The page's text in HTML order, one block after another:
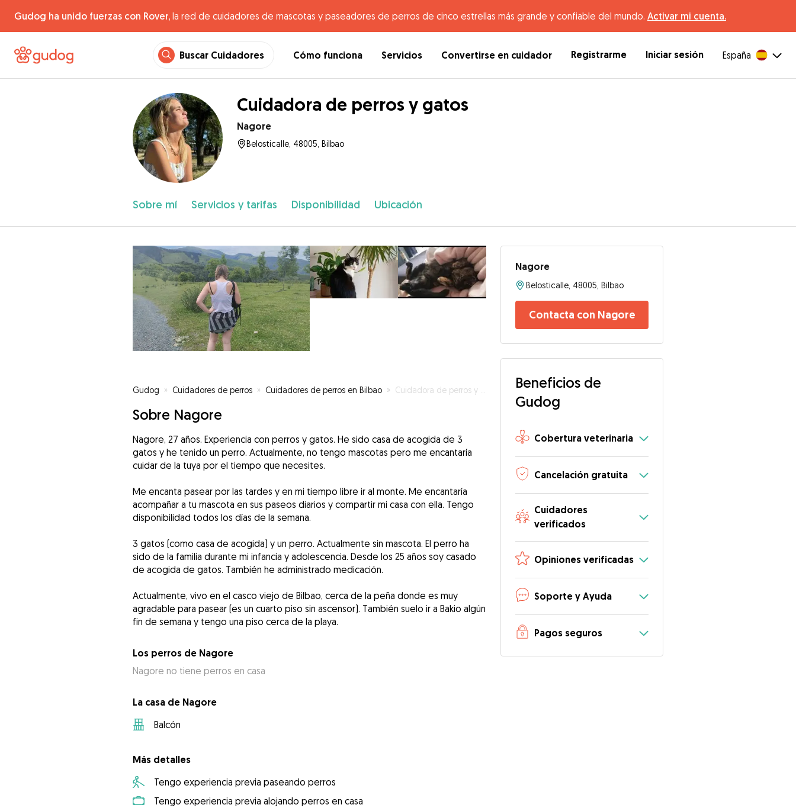
Gudog ha unido fuerzas con Rover, la red de cuidadores de mascotas y paseadores de perros de cinco estrellas más grande y confiable del mundo. Activar mi cuenta.
Buscar Cuidadores Cómo funciona Servicios Convertirse en cuidador Registrarme Iniciar sesión España
Cuidadora de perros y gatos
Nagore
Belosticalle, 48005, Bilbao
Sobre mí Servicios y tarifas Disponibilidad Ubicación
Gudog » Cuidadores de perros » Cuidadores de perros en Bilbao » Cuidadora de perros y gatos
Sobre Nagore
Nagore, 27 años. Experiencia con perros y gatos. He sido casa de acogida de 3
gatos y he tenido un perro. Actualmente, no tengo mascotas pero me encantaría
cuidar de la tuya por el tiempo que necesites.
Me encanta pasear por las tardes y en mi tiempo libre ir al monte. Me encantaría
acompañar a tu mascota en sus paseos diarios y compartir mi casa con ella. Tengo
disponibilidad todos los días de la semana.
3 gatos (como casa de acogida) y un perro. Actualmente sin mascota. El perro ha
sido de la familia durante mi infancia y adolescencia. Desde los 25 años soy casado
de acogida de gatos. También he administrado medicación.
Actualmente, vivo en el casco viejo de Bilbao, cerca de la peña donde es muy
agradable para pasear (es un cuarto piso sin ascensor). También suelo ir a Bakio algún
fin de semana y tengo una piso cerca de la playa.
Los perros de Nagore
Nagore no tiene perros en casa
La casa de Nagore
Balcón
Más detalles
Tengo experiencia previa paseando perros
Tengo experiencia previa alojando perros en casa
Nagore
Belosticalle, 48005, Bilbao
Contacta con Nagore
Beneficios de
Gudog
Cobertura veterinaria
Cancelación gratuita
Cuidadores
verificados
Opiniones verificadas
Soporte y Ayuda
Pagos seguros